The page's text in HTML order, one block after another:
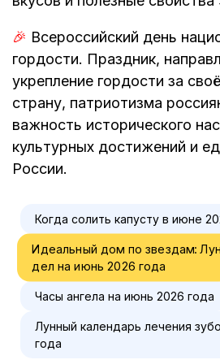
🎉 Всероссийский день
гордости. Праздник,
укрепление гордости за
страну, патриотизма
важность исторического
культурных достижений и
России.
Когда солить капусту в июне
Идеальный дом по звездам:
дел на июнь 2026 года
Часы ангела на июнь 2026 года
Лунный календарь лечения
года